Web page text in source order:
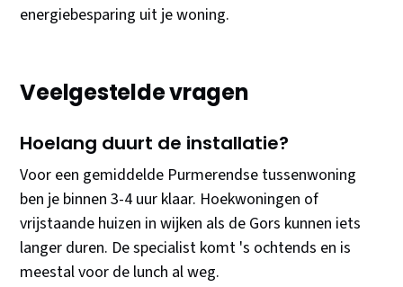
energiebesparing uit je woning.
Veelgestelde vragen
Hoelang duurt de installatie?
Voor een gemiddelde Purmerendse tussenwoning
ben je binnen 3-4 uur klaar. Hoekwoningen of
vrijstaande huizen in wijken als de Gors kunnen iets
langer duren. De specialist komt 's ochtends en is
meestal voor de lunch al weg.